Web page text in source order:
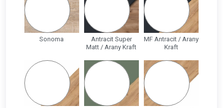
Sonoma
Antracit Super
Matt / Arany Kraft
MF Antracit / Arany
Kraft